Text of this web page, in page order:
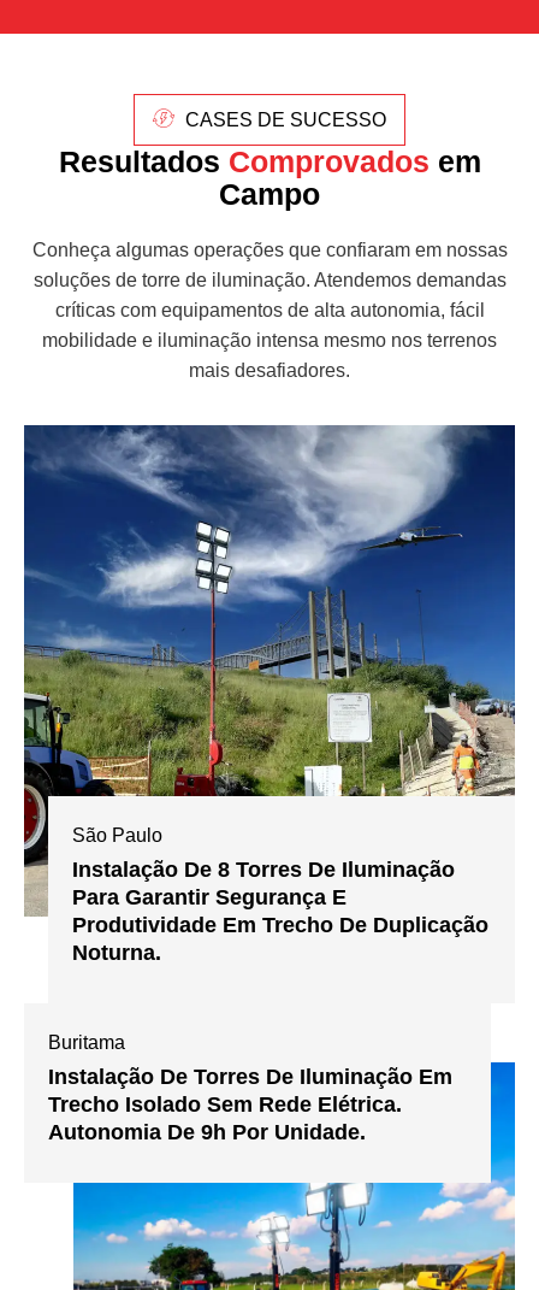
CASES DE SUCESSO
Resultados Comprovados em
Campo
Conheça algumas operações que confiaram em nossas
soluções de torre de iluminação. Atendemos demandas
críticas com equipamentos de alta autonomia, fácil
mobilidade e iluminação intensa mesmo nos terrenos
mais desafiadores.
São Paulo
Instalação De 8 Torres De Iluminação
Para Garantir Segurança E
Produtividade Em Trecho De Duplicação
Noturna.
Buritama
Instalação De Torres De Iluminação Em
Trecho Isolado Sem Rede Elétrica.
Autonomia De 9h Por Unidade.